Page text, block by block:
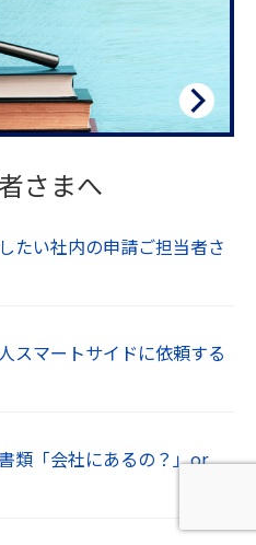
さまへ
たい社内の申請ご担当者さ
スマートサイドに依頼する
類「会社にあるの？」or